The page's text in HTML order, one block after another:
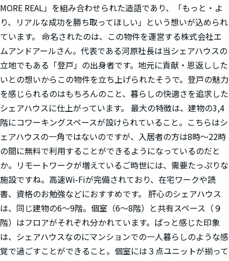
MORE REAL」を組み合わせられた造語であり、「もっと・よ
り、リアルな成功を勝ち取ってほしい」という想いが込められ
ています。 命名されたのは、この物件を運営する株式会社エ
ムアンドアールさん。代表である河原社長は当シェアハウスの
立地でもある「登戸」の出身者です。地元に貢献・恩返しした
いとの想いからこの物件を立ち上げられたそうで。登戸の魅力
を感じられるのはもちろんのこと、暮らしの快適さを追求した
シェアハウスに仕上がっています。 最大の特徴は、建物の3,4
階にコワーキングスペースが設けられていること。こちらはシ
ェアハウスの一角ではないのですが、入居者の方は8時～22時
の間に無料で利用することができるようになっているのだと
か。リモートワークが増えているご時世には、需要たっぷりな
施設ですね。高速Wi-Fiが完備されており、在宅ワークや読
書、資格のお勉強などにおすすめです。 肝心のシェアハウス
は、同じ建物の6〜9階。個室（6〜8階）と共有スペース（９
階）はフロアがそれぞれ分かれています。ぱっと感じた印象
は、シェアハウスなのにマンションでの一人暮らしのような感
覚で過ごすことができること。個室には３点ユニットが揃って